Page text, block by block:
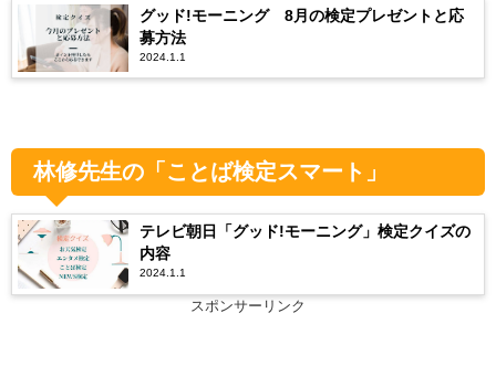
グッド!モーニング 8月の検定プレゼントと応
募方法
2024.1.1
林修先生の「ことば検定スマート」
テレビ朝日「グッド!モーニング」検定クイズの
内容
2024.1.1
スポンサーリンク